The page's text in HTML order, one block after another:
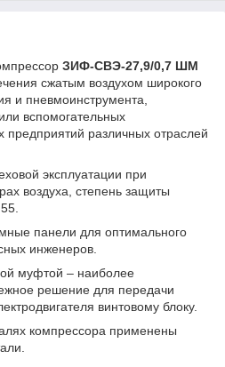
ЗИФ-СВЭ-27,9/0,7 ШМ
сжатым воздухом широкого
и пневмоинструмента,
вспомогательных
предприятий различных отраслей
эксплуатации при
воздуха, степень защиты
панели для оптимального
инженеров.
муфтой – наиболее
решение для передачи
винтовому блоку.
компрессора применены